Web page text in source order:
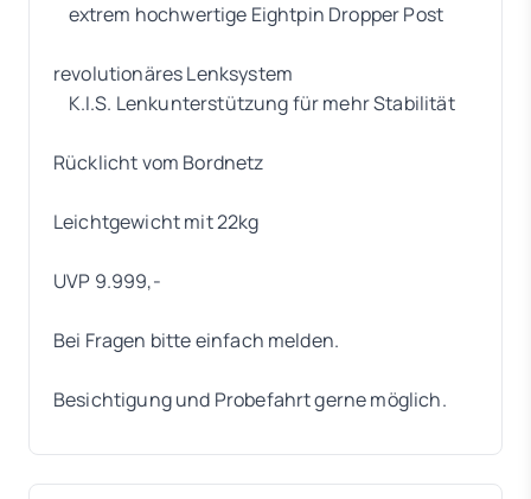
extrem hochwertige Eightpin Dropper Post
revolutionäres Lenksystem
K.I.S. Lenkunterstützung für mehr Stabilität
Rücklicht vom Bordnetz
Leichtgewicht mit 22kg
UVP 9.999,-
Bei Fragen bitte einfach melden.
Besichtigung und Probefahrt gerne möglich.